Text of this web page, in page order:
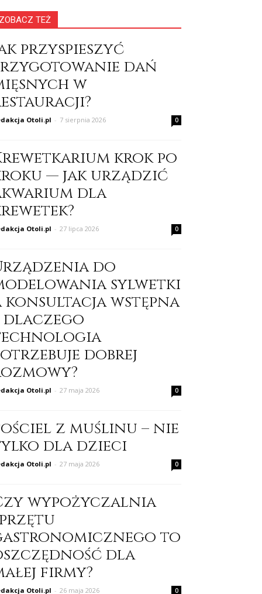
ZOBACZ TEŻ
przyspieszyć
dań
w
Otoli.pl - 7 sierpnia 2026 0
krok po
— jak urządzić
dla
Otoli.pl - 27 lipca 2026 0
do
sylwetki
konsultacja wstępna
dlaczego
dobrej
Otoli.pl - 27 maja 2026 0
z muślinu – nie
dla dzieci
Otoli.pl - 27 maja 2026 0
wypożyczalnia
to
dla
firmy?
Otoli.pl - 26 maja 2026 0